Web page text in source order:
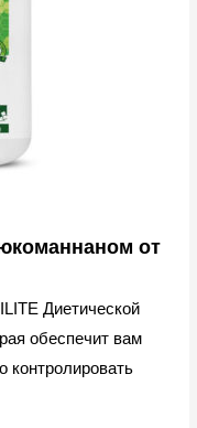
от
Диетической
обеспечит вам
контролировать